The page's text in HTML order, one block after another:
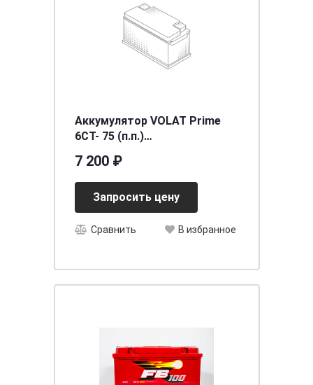
Аккумулятор VOLAT Prime
6СТ- 75 (п.п.)
7 200 ₽
Запросить цену
Сравнить В избранное